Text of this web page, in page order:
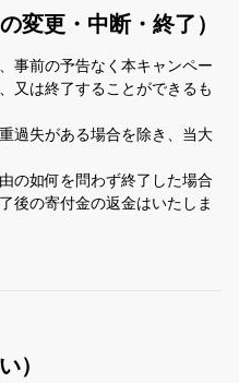
変更・中断・終了）
事前の予告なく本キャンペー
又は終了することができるも
過失がある場合を除き、当大
の如何を問わず終了した場合
後の寄付金の返金はいたしま
）